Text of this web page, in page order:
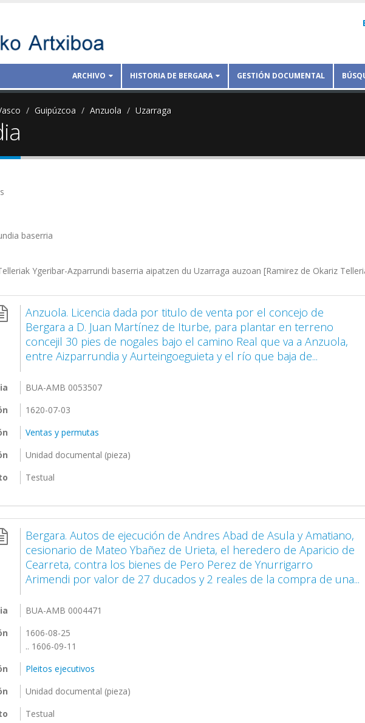
ARCHIVO HISTORIA DE BERGARA GESTIÓN DOCUMENTAL
Guipúzcoa Anzuola Uzarraga
baserria
Ygeribar-Azparrundi baserria aipatzen du Uzarraga auzoan [Ramirez de Okariz
Anzuola. Licencia dada por titulo de venta por el concejo de
Bergara a D. Juan Martínez de Iturbe, para plantar en terreno
concejil 30 pies de nogales bajo el camino Real que va a Anzuola,
entre Aizparrundia y Aurteingoeguieta y el río que baja de...
BUA-AMB 0053507
1620-07-03
Ventas y permutas
Unidad documental (pieza)
Testual
Bergara. Autos de ejecución de Andres Abad de Asula y Amatiano,
cesionario de Mateo Ybañez de Urieta, el heredero de Aparicio de
Cearreta, contra los bienes de Pero Perez de Ynurrigarro
Arimendi por valor de 27 ducados y 2 reales de la compra de una...
BUA-AMB 0004471
1606-08-25
.. 1606-09-11
Pleitos ejecutivos
Unidad documental (pieza)
Testual